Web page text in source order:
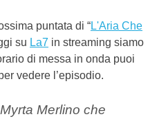
puntata di “L'Aria Che
su La7 in streaming siamo
di messa in onda puoi
vedere l’episodio.
Merlino che